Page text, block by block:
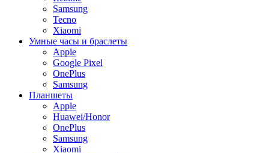
Samsung
Tecno
Xiaomi
Умные часы и браслеты
Apple
Google Pixel
OnePlus
Samsung
Планшеты
Apple
Huawei/Honor
OnePlus
Samsung
Xiaomi